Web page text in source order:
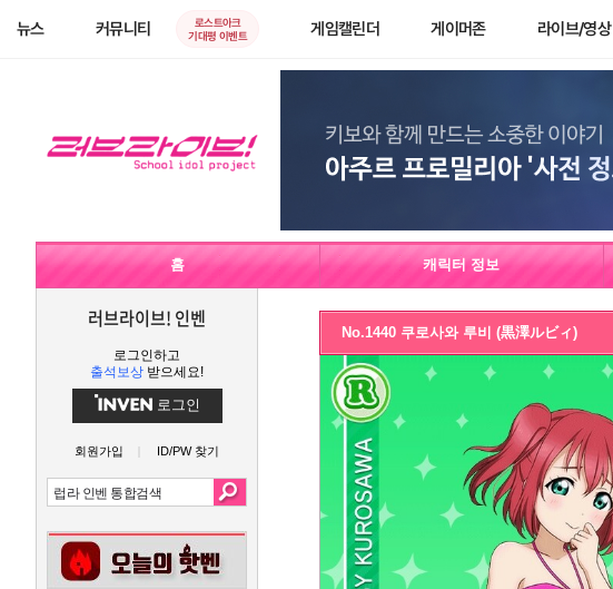
뉴스 커뮤니티
로스트아크
기대평 이벤트
게임캘린더 게이머존 라이브/영상
홈 캐릭터 정보
러브라이브! 인벤
로그인하고
출석보상 받으세요!
로그인
회원가입 ID/PW 찾기
No.1440 쿠로사와 루비 (黒澤ルビィ)